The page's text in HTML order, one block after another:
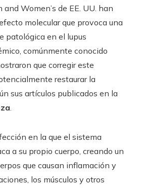
Women’s de EE. UU. han
molecular que provoca una
patológica en el lupus
comúnmente conocido
que corregir este
restaurar la
sus artículos publicados en la
.
en la que el sistema
a su propio cuerpo, creando un
que causan inflamación y
los músculos y otros